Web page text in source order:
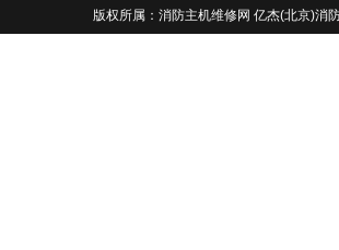
版权所属： 消防主机维修网 亿杰(北京)消